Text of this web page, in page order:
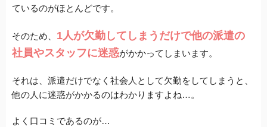
ているのがほとんどです。
そのため、 1人が欠勤してしまうだけで他の派遣の
社員やスタッフに迷惑がかかってしまいます。
それは、派遣だけでなく社会人として欠勤をしてしまうと、
他の人に迷惑がかかるのはわかりますよね…。
よく口コミであるのが…